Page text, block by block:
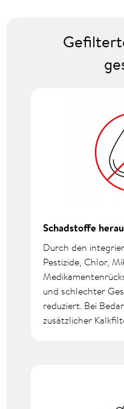
Schadstoffe
Durch den
Pestizide, Chlor,
und schlechter
reduziert. Bei
zusätzlicher